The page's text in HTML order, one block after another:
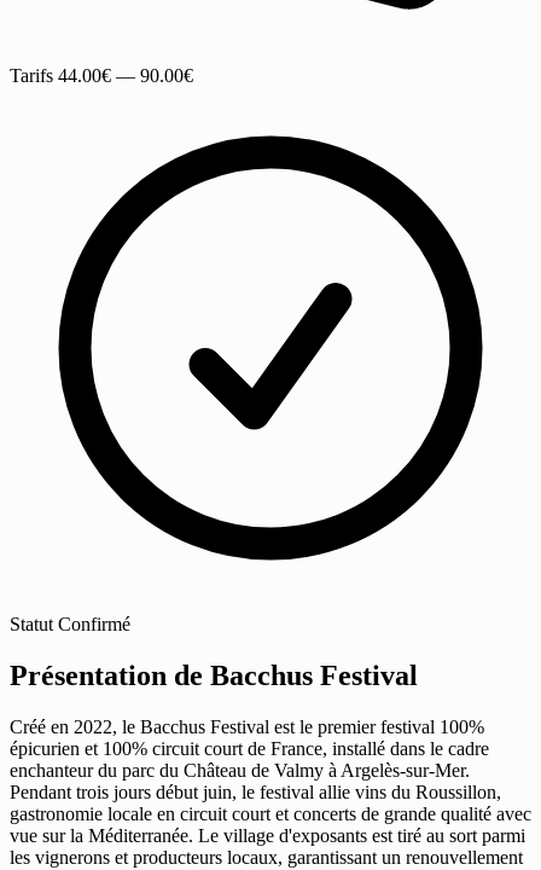
Tarifs 44.00€ — 90.00€
Statut Confirmé
Présentation de Bacchus Festival
Créé en 2022, le Bacchus Festival est le premier festival 100%
épicurien et 100% circuit court de France, installé dans le cadre
enchanteur du parc du Château de Valmy à Argelès-sur-Mer.
Pendant trois jours début juin, le festival allie vins du Roussillon,
gastronomie locale en circuit court et concerts de grande qualité avec
vue sur la Méditerranée. Le village d'exposants est tiré au sort parmi
les vignerons et producteurs locaux, garantissant un renouvellement